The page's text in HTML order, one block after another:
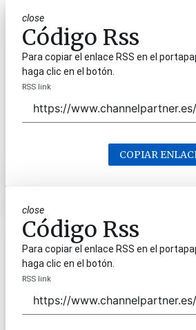
close
Código Rss
Para copiar el enlace RSS en el
haga clic en el botón.
RSS link
COPIAR
close
Código Rss
Para copiar el enlace RSS en el
haga clic en el botón.
RSS link